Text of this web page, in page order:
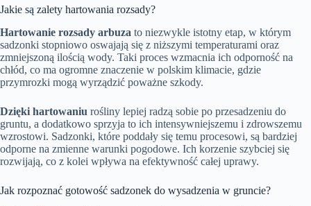
Jakie są zalety hartowania rozsady?
Hartowanie rozsady arbuza to niezwykle istotny etap, w którym
sadzonki stopniowo oswajają się z niższymi temperaturami oraz
zmniejszoną ilością wody. Taki proces wzmacnia ich odporność na
chłód, co ma ogromne znaczenie w polskim klimacie, gdzie
przymrozki mogą wyrządzić poważne szkody.
Dzięki hartowaniu rośliny lepiej radzą sobie po przesadzeniu do
gruntu, a dodatkowo sprzyja to ich intensywniejszemu i zdrowszemu
wzrostowi. Sadzonki, które poddały się temu procesowi, są bardziej
odporne na zmienne warunki pogodowe. Ich korzenie szybciej się
rozwijają, co z kolei wpływa na efektywność całej uprawy.
Jak rozpoznać gotowość sadzonek do wysadzenia w gruncie?